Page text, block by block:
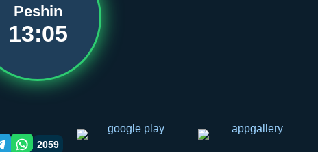
Peshin
13:05
orqali ulashish
WhatsApp orqali ulashish
2059